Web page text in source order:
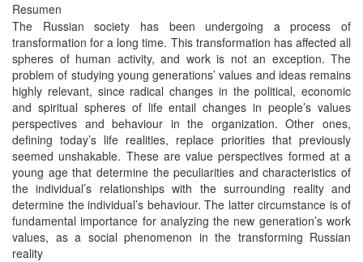
Resumen
The Russian society has been undergoing a process of
transformation for a long time. This transformation has affected all
spheres of human activity, and work is not an exception. The
problem of studying young generations’ values and ideas remains
highly relevant, since radical changes in the political, economic
and spiritual spheres of life entail changes in people’s values
perspectives and behaviour in the organization. Other ones,
defining today’s life realities, replace priorities that previously
seemed unshakable. These are value perspectives formed at a
young age that determine the peculiarities and characteristics of
the individual’s relationships with the surrounding reality and
determine the individual’s behaviour. The latter circumstance is of
fundamental importance for analyzing the new generation’s work
values, as a social phenomenon in the transforming Russian
reality